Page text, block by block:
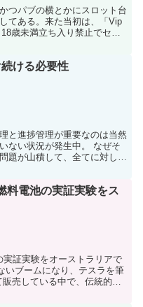
つパブの横とかにスロット台
てある。来た当初は、「Vip
歳未満立ち入り禁止でセキ
ける必要性
と進捗管理が重要なのは当然
ない状況が発生中。 なぜそ
題が山積して、全てに対して
料電池の実証実験をス
証実験をオーストラリアで
いブームになり、テスラを筆
売している中で、伝統的な